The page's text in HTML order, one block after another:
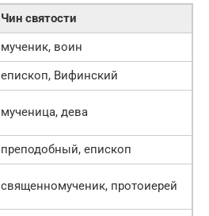
Чин святости
мученик, воин
епископ, Вифинский
мученица, дева
преподобный, епископ
священномученик, протоиерей